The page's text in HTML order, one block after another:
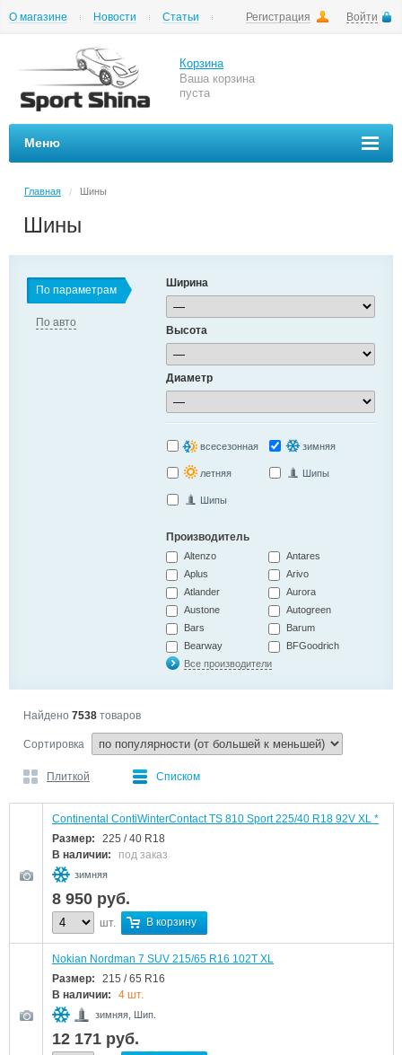
Регистрация Войти
О магазине Новости
Статьи
Корзина
Ваша корзина
пуста
Меню
Главная / Шины
Шины
По параметрам
По авто
Ширина
Высота
Диаметр
всесезонная зимняя
летняя Шипы
Шипы
Производитель
Altenzo
Antares
Aplus
Arivo
Atlander
Aurora
Austone
Autogreen
Bars
Barum
Bearway
BFGoodrich
Все производители
Найдено 7538 товаров
Сортировка
Плиткой Списком
Continental ContiWinterContact TS 810 Sport 225/40 R18 92V XL *
Размер:
225 / 40 R18
В наличии:
под заказ
зимняя
8 950 руб.
шт. В корзину
Nokian Nordman 7 SUV 215/65 R16 102T XL
Размер:
215 / 65 R16
В наличии:
4 шт.
зимняя, Шип.
12 171 руб.